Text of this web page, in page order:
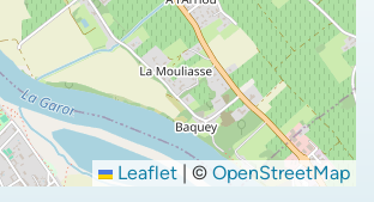
Leaflet | © OpenStreetMap